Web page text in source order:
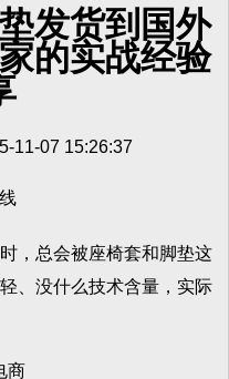
发货到国外
的实战经验
11-07 15:26:37
总会被座椅套和脚垫这
、没什么技术含量，实际